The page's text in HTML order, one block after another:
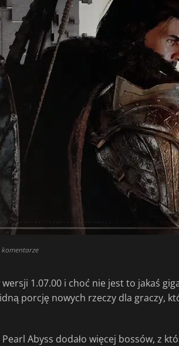
komentarze
wersji 1.07.00 i choć nie jest to jakaś
porcję nowych rzeczy dla graczy,
Abyss dodało więcej bossów, z